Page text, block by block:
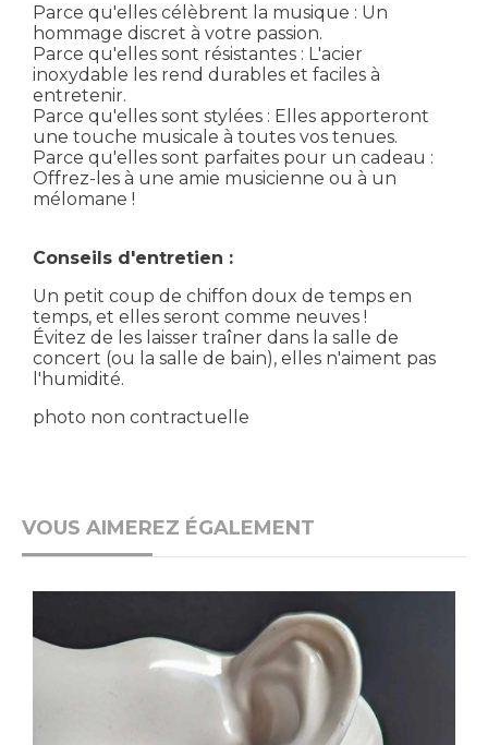
Parce qu'elles célèbrent la musique : Un
hommage discret à votre passion.
Parce qu'elles sont résistantes : L'acier
inoxydable les rend durables et faciles à
entretenir.
Parce qu'elles sont stylées : Elles apporteront
une touche musicale à toutes vos tenues.
Parce qu'elles sont parfaites pour un cadeau :
Offrez-les à une amie musicienne ou à un
mélomane !
Conseils d'entretien :
Un petit coup de chiffon doux de temps en
temps, et elles seront comme neuves !
Évitez de les laisser traîner dans la salle de
concert (ou la salle de bain), elles n'aiment pas
l'humidité.
photo non contractuelle
VOUS AIMEREZ ÉGALEMENT